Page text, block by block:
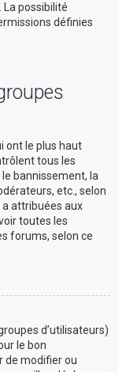
possibilité
définies
ont le plus haut
tous les
bannissement, la
etc., selon
attribuées aux
toutes les
forums, selon ce
d’utilisateurs)
le bon
de modifier ou